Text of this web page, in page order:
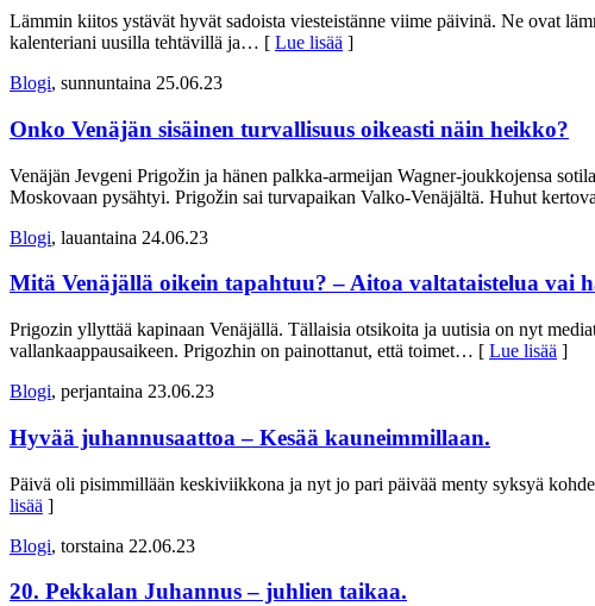
Lämmin kiitos ystävät hyvät sadoista viesteistänne viime päivinä. Ne ovat
kalenteriani uusilla tehtävillä ja… [ Lue lisää ]
Blogi, sunnuntaina 25.06.23
Onko Venäjän sisäinen turvallisuus oikeasti näin heikko?
Venäjän Jevgeni Prigožin ja hänen palkka-armeijan Wagner-joukkojensa
Moskovaan pysähtyi. Prigožin sai turvapaikan Valko-Venäjältä. Huhut
Blogi, lauantaina 24.06.23
Mitä Venäjällä oikein tapahtuu? – Aitoa valtataistelua vai
Prigozin yllyttää kapinaan Venäjällä. Tällaisia otsikoita ja uutisia on nyt
vallankaappausaikeen. Prigozhin on painottanut, että toimet… [ Lue lisää ]
Blogi, perjantaina 23.06.23
Hyvää juhannusaattoa – Kesää kauneimmillaan.
Päivä oli pisimmillään keskiviikkona ja nyt jo pari päivää menty syksyä
lisää ]
Blogi, torstaina 22.06.23
20. Pekkalan Juhannus – juhlien taikaa.